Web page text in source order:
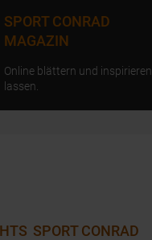
SPORT CONRAD
MAGAZIN
Online blättern und inspirieren
lassen.
SPORT CONRAD